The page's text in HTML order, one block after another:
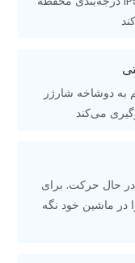
به دوشاخه شارژر
حال حرکت. برای
در ماشین خود نگه